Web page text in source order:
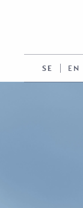
SE EN